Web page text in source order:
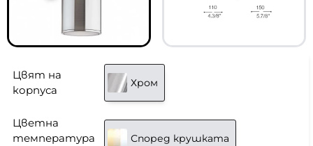
Цвят на
корпуса
Хром
Цветна
температура
Според крушката